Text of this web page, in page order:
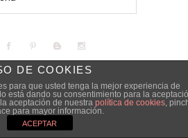
DE COOKIES
para que usted tenga la mejor experiencia de
está dando su consentimiento para la
aceptación de nuestra política de cookies,
para mayor información.
ACEPTAR